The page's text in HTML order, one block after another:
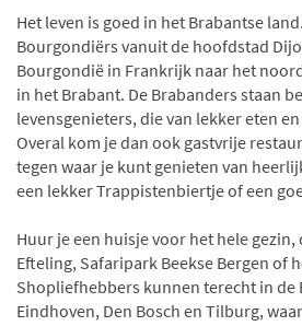
Het leven is goed in het Brabantse
Bourgondiërs vanuit de hoofdstad
Bourgondië in Frankrijk naar het
in het Brabant. De Brabanders staan
levensgenieters, die van lekker eten
Overal kom je dan ook gastvrije
tegen waar je kunt genieten van
een lekker Trappistenbiertje of een
Huur je een huisje voor het hele gezin,
Efteling, Safaripark Beekse Bergen of
Shopliefhebbers kunnen terecht in de
Eindhoven, Den Bosch en Tilburg,